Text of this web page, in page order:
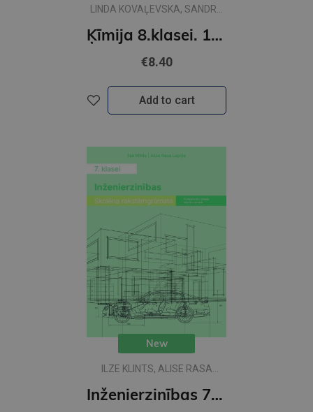
LINDA KOVAĻEVSKA, SANDRA
Ķīmija 8.klasei. 1 daļa Rakstāmgrāmata
€8.40
Add to cart
New
ILZE KLINTS, ALISE RASA
Inženierzinības 7. klasei Skolēna rakstāmgrāmata